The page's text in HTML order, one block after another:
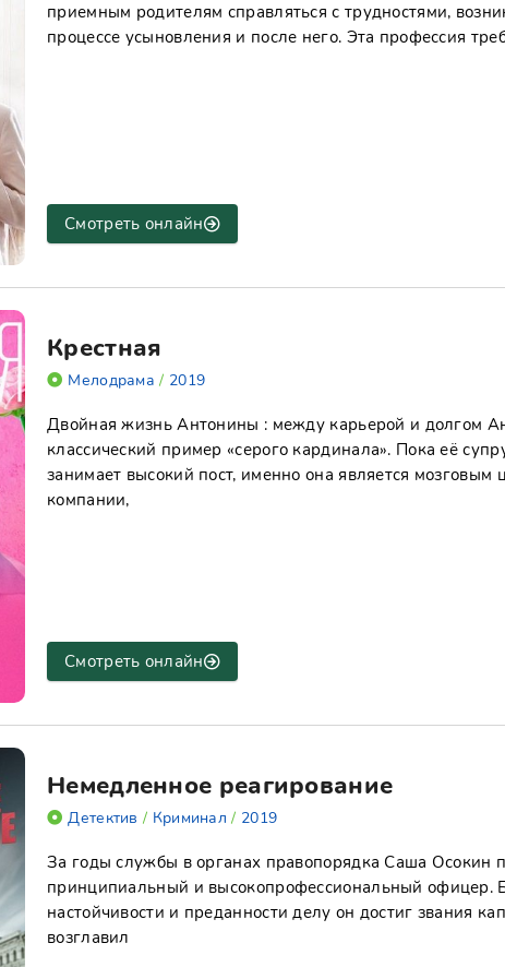
приемным родителям справляться с трудностями,
процессе усыновления и после него. Эта профессия
Смотреть онлайн
Крестная
Мелодрама / 2019
Двойная жизнь Антонины : между карьерой и долгом
классический пример «серого кардинала». Пока её
занимает высокий пост, именно она является мозговым
компании,
Смотреть онлайн
Немедленное реагирование
Детектив / Криминал / 2019
За годы службы в органах правопорядка Саша Осокин
принципиальный и высокопрофессиональный офицер.
настойчивости и преданности делу он достиг звания
возглавил